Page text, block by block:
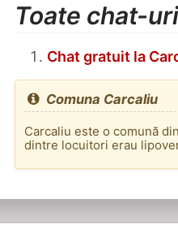
Toate chat-
Chat gratuit la
Comuna Carcaliu
Carcaliu este o comună
dintre locuitori erau